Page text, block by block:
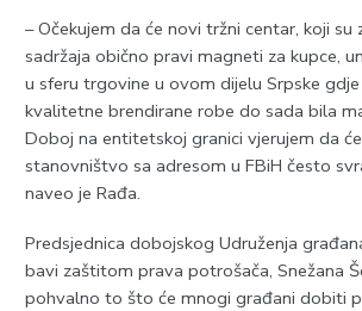
– Očekujem da će novi tržni centar, koji
sadržaja obično pravi magneti za kupce,
u sferu trgovine u ovom dijelu Srpske
kvalitetne brendirane robe do sada bila
Doboj na entitetskoj granici vjerujem da
stanovništvo sa adresom u FBiH često
naveo je Rađa.
Predsjednica dobojskog Udruženja
bavi zaštitom prava potrošača, Snežana
pohvalno to što će mnogi građani dobiti